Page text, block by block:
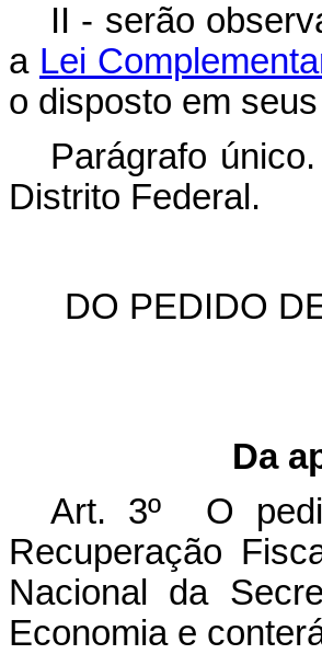
II - serão
a Lei
o disposto em seus
Parágrafo
Distrito Federal.
DO PEDIDO
Da
Art. 3º O
Recuperação
Nacional da
Economia e